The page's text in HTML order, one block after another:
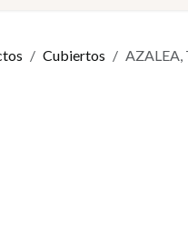
Cubiertos AZALEA,